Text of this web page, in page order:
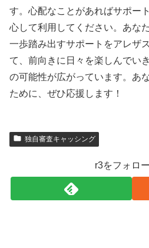
す。心配なことがあればサポー
心して利用してください。あな
一歩踏み出すサポートをアレザ
て、前向きに日々を楽しんでい
の可能性が広がっています。あ
ために、ぜひ応援します！
独自審査キャッシング
r3をフォロ